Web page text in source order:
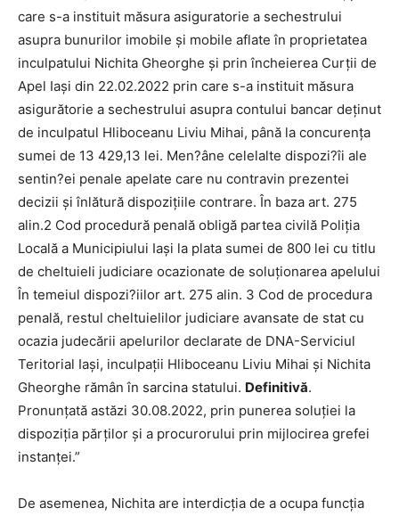
care s-a instituit măsura asiguratorie a sechestrului
asupra bunurilor imobile şi mobile aflate în proprietatea
inculpatului Nichita Gheorghe şi prin încheierea Curţii de
Apel Iaşi din 22.02.2022 prin care s-a instituit măsura
asigurătorie a sechestrului asupra contului bancar deţinut
de inculpatul Hliboceanu Liviu Mihai, până la concurenţa
sumei de 13 429,13 lei. Men?âne celelalte dispozi?îi ale
sentin?ei penale apelate care nu contravin prezentei
decizii şi înlătură dispoziţiile contrare. În baza art. 275
alin.2 Cod procedură penală obligă partea civilă Poliţia
Locală a Municipiului Iaşi la plata sumei de 800 lei cu titlu
de cheltuieli judiciare ocazionate de soluţionarea apelului
În temeiul dispozi?iilor art. 275 alin. 3 Cod de procedura
penală, restul cheltuielilor judiciare avansate de stat cu
ocazia judecării apelurilor declarate de DNA-Serviciul
Teritorial Iaşi, inculpaţii Hliboceanu Liviu Mihai şi Nichita
Gheorghe rămân în sarcina statului. Definitivă.
Pronunţată astăzi 30.08.2022, prin punerea soluţiei la
dispoziţia părţilor şi a procurorului prin mijlocirea grefei
instanţei.”
De asemenea, Nichita are interdicţia de a ocupa funcţia